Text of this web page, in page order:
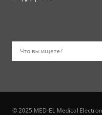
Что вы ищете?
© 2025 MED-EL Medical